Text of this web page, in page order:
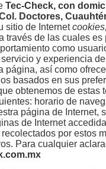
Tec-Check, con
Doctores,
sitio de Internet
través de las cuales es
como
y experiencia
página, así como
basados en sus
obtenemos de estas
horario de
página de Internet,
de Internet
por estos
Para cualquier